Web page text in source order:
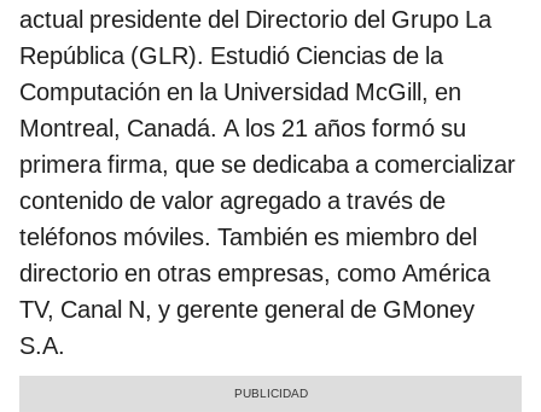
actual presidente del Directorio del Grupo La
República (GLR). Estudió Ciencias de la
Computación en la Universidad McGill, en
Montreal, Canadá. A los 21 años formó su
primera firma, que se dedicaba a comercializar
contenido de valor agregado a través de
teléfonos móviles. También es miembro del
directorio en otras empresas, como América
TV, Canal N, y gerente general de GMoney
S.A.